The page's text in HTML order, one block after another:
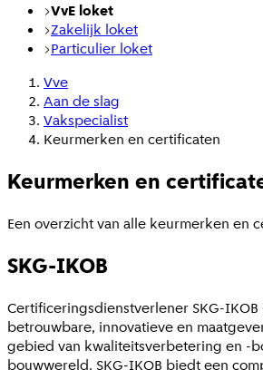
VvE loket
Zakelijk loket
Particulier loket
Vve
Aan de slag
Vakspecialist
Keurmerken en certificaten
Keurmerken en
Een overzicht van alle keurmerken en
SKG-IKOB
Certificeringsdienstverlener SKG-IKOB
betrouwbare, innovatieve en
gebied van kwaliteitsverbetering en -
bouwwereld. SKG-IKOB biedt een